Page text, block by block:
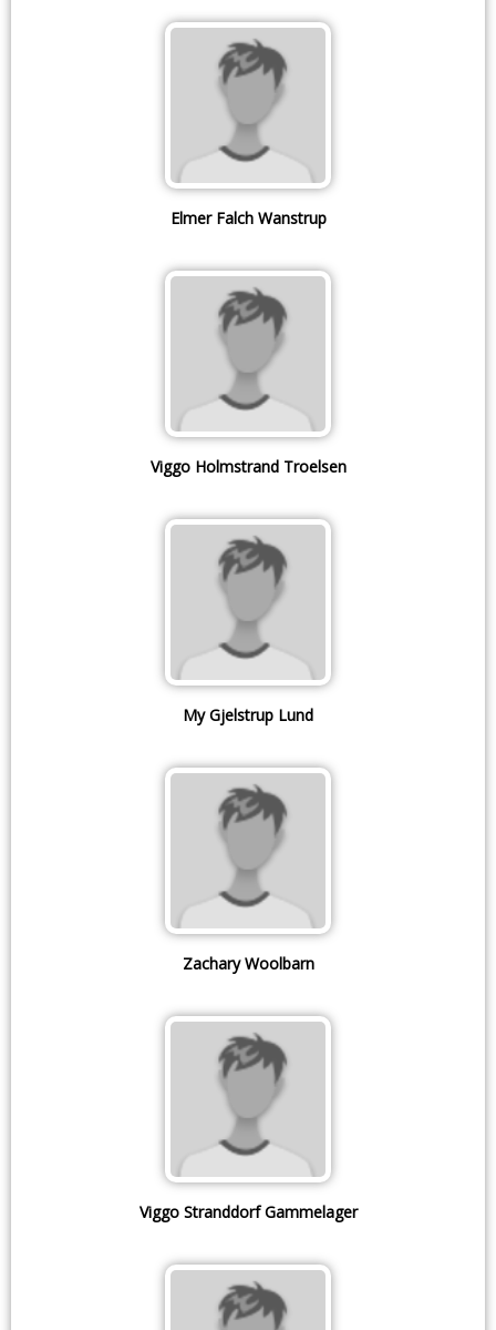
Elmer Falch Wanstrup
Viggo Holmstrand Troelsen
My Gjelstrup Lund
Zachary Woolbarn
Viggo Stranddorf Gammelager